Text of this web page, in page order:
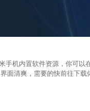
手机内置软件资源，你可
面清爽，需要的快前往下载